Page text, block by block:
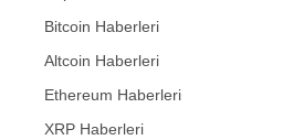
Bitcoin Haberleri
Altcoin Haberleri
Ethereum Haberleri
XRP Haberleri